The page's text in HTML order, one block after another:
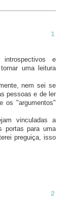
e
uma leitura
nem sei se
pessoas e de ler
os "argumentos"
vinculadas a
portas para uma
preguiça, isso